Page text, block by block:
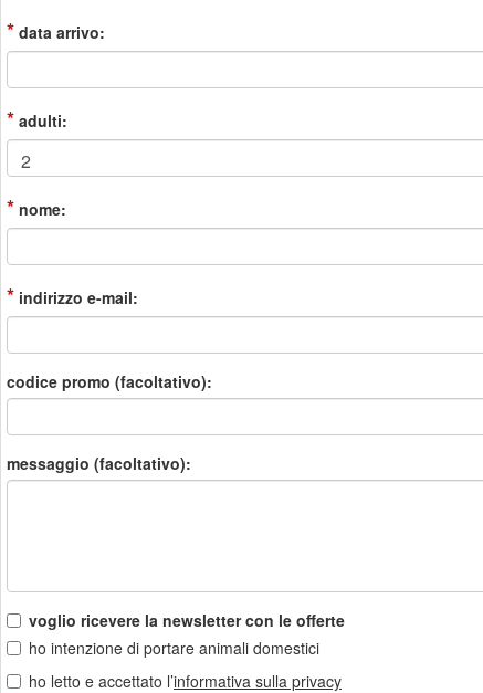
* data arrivo:
* adulti:
* nome:
* indirizzo e-mail:
codice promo (facoltativo):
messaggio (facoltativo):
voglio ricevere la newsletter con le offerte
ho intenzione di portare animali domestici
ho letto e accettato l’informativa sulla privacy